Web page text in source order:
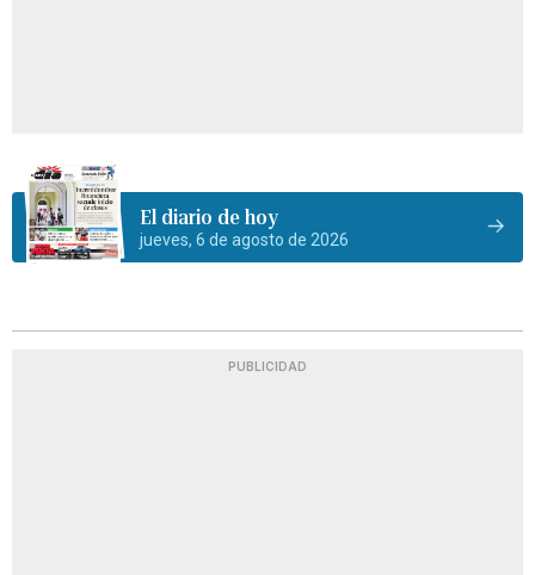
El diario de hoy
jueves, 6 de agosto de 2026
PUBLICIDAD